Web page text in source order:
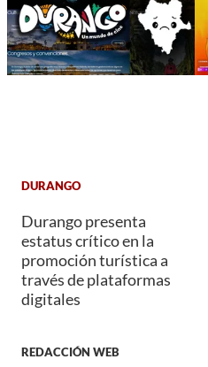
DURANGO
Durango presenta
estatus crítico en la
promoción turística a
través de plataformas
digitales
REDACCIÓN WEB